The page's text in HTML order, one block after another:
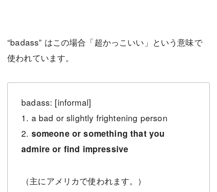
“badass” はこの場合「超かっこいい」という意味で
使われています。
badass: [informal]
1. a bad or slightly frightening person
2. someone or something that you
admire or find impressive
（主にアメリカで使われます。）